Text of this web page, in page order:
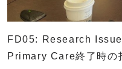
FD05: Research
Primary Care終了時の